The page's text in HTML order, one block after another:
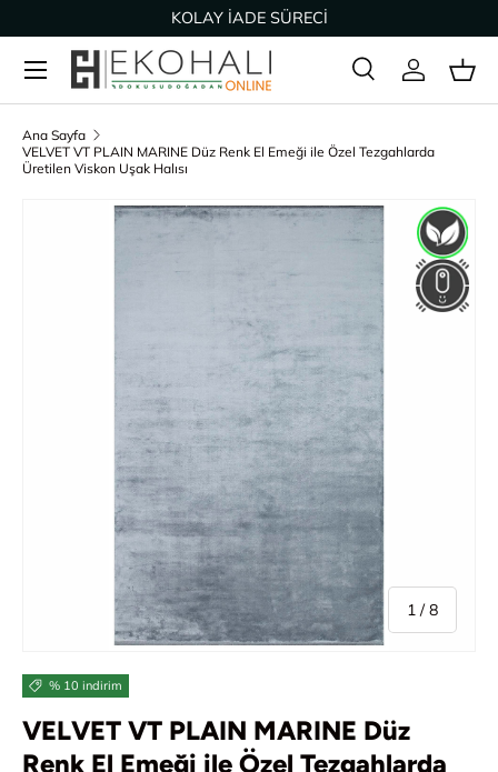
İçeriğe geç
KOLAY İADE SÜRECİ
Arama
Ürün türü
Ara Giriş Yap
Ana Sayfa
VELVET VT PLAIN MARINE Düz Renk El Emeği ile Özel Tezgahlarda
Üretilen Viskon Uşak Halısı
Ürün bilgisine geç
1 //8
% 10 indirim
VELVET VT PLAIN MARINE Düz
Renk El Emeği ile Özel Tezgahlarda